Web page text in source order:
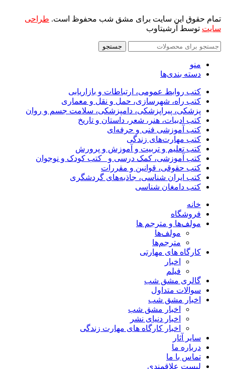
تمام حقوق این سایت برای مشق شب محفوظ است. طراحی
سایت توسط آرشیتاوب
جستجو
منو
دسته بندی‌ها
کتب روابط عمومی، ارتباطات و بازاریابی
کتب راه، شهرسازی، حمل و نقل و معماری
پزشکی، پیراپزشکی، دامپزشکی، سلامت جسم و روان
کتب ادبیات، هنر، شعر، داستان و تاریخ
کتب آموزشی فنی و حرفه‌ای
کتب مهارت‌های زندگی
کتب تعلیم و تربیت و آموزش و پرورش
کتب آموزشی، کمک درسی و _کتب کودک و نوجوان
کتب حقوقی، قوانین و مقررات
کتب ایران شناسی، جاذبه‌های گردشگری
کتب دامغان شناسی
خانه
فروشگاه
مولف‌ها و مترجم ها
مولف‌ها
مترجم‌ها
کارگاه های مهارتی
اخبار
فیلم
گالری مشق شب
سوالات متداول
اخبار مشق شب
اخبار مشق شب
اخبار دنیای نشر
اخبار کارگاه های مهارت زندگی
سایر آثار
درباره ما
تماس با ما
لیست علاقمندی